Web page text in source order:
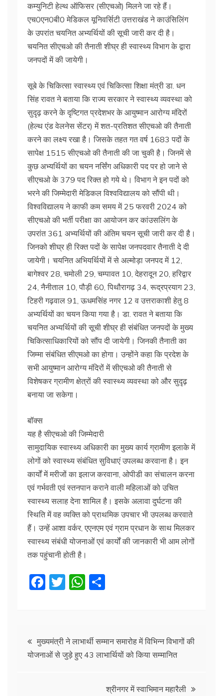
कम्युनिटी हेल्थ ऑफिसर (सीएचओ) मिलने जा रहे हैं।
एच0एन0बी0 मेडिकल यूनिवर्सिटी उत्तराखंड ने काउंसिलिंग
के उपरांत चयनित अभ्यर्थियों की सूची जारी कर दी है।
चयनित सीएचओ की तैनाती शीघ्र ही स्वास्थ्य विभाग के द्वारा
जनपदों में की जायेगी।
सूबे के चिकित्सा स्वास्थ्य एवं चिकित्सा शिक्षा मंत्री डा. धन
सिंह रावत ने बताया कि राज्य सरकार ने स्वास्थ्य व्यवस्था को
सुदृढ़ करने के दृष्टिगत प्रदेशभर के आयुष्मान आरोग्य मंदिरों
(हेल्थ एंड वेलनेस सेंटर) में शत-प्रतिशत सीएचओ की तैनाती
करने का लक्ष्य रखा है। जिसके तहत गत वर्ष 1683 पदों के
सापेक्ष 1515 सीएचओ की तैनाती की जा चुकी है। जिनमें से
कुछ अभ्यर्थियों का चयन नर्सिंग अधिकारी पद पर हो जाने से
सीएचओ के 379 पद रिक्त हो गये थे। विभाग ने इन पदों को
भरने की जिम्मेदारी मेडिकल विश्वविद्यालय को सौंपी थी।
विश्वविद्यालय ने काफी कम समय में 25 फरवरी 2024 को
सीएचओ की भर्ती परीक्षा का आयोजन कर कांउसलिंग के
उपरांत 361 अभ्यर्थियों की अंतिम चयन सूची जारी कर दी है।
जिनको शीघ्र ही रिक्त पदों के सापेक्ष जनपदवार तैनाती दे दी
जायेगी। चयनित अभियर्थियों में से अल्मोड़ा जनपद में 12,
बागेश्वर 28, चमोली 29, चम्पावत 10, देहरादून 20, हरिद्वार
24, नैनीताल 10, पौड़ी 60, पिथौरागढ़ 34, रूद्रप्रयाग 23,
टिहरी गढ़वाल 91, ऊधमसिंह नगर 12 व उत्तराकाशी हेतु 8
अभ्यर्थियों का चयन किया गया है। डा. रावत ने बताया कि
चयनित अभ्यर्थियों की सूची शीघ्र ही संबंधित जनपदों के मुख्य
चिकित्साधिकारियों को सौंप दी जायेगी। जिनकी तैनाती का
जिम्मा संबंधित सीएमओ का होगा। उन्होंने कहा कि प्रदेश के
सभी आयुष्मान आरोग्य मंदिरों में सीएचओ की तैनाती से
विशेषकर ग्रामीण क्षेत्रों की स्वास्थ्य व्यवस्था को और सुदृढ़
बनाया जा सकेगा।
बॉक्स
यह है सीएचओ की जिम्मेदारी
सामुदायिक स्वास्थ्य अधिकारी का मुख्य कार्य ग्रामीण इलाके में
लोगों को स्वास्थ्य संबंधित सुविधाएं उपलब्ध करवाना है। इन
कार्यों में मरीजों का इलाज करवाना, ओपीडी का संचालन करना
एवं गर्भवती एवं स्तनपान कराने वाली महिलाओं को उचित
स्वास्थ्य सलाह देना शामिल है। इसके अलावा दुर्घटना की
स्थिति में वह व्यक्ति को प्राथमिक उपचार भी उपलब्ध करवाते
हैं। उन्हें आशा वर्कर, एएनएम एवं ग्राम प्रधान के साथ मिलकर
स्वास्थ्य संबंधी योजनाओं एवं कार्यों की जानकारी भी आम लोगों
तक पहुंचानी होती है।
F
b
o
T
W
A
p
Post
navigation
मुख्यमंत्री ने लाभार्थी सम्मान समारोह में विभिन्न विभागों की
योजनाओं से जुड़े हुए 43 लाभार्थियों को किया सम्मानित
श्रीनगर में स्वाभिमान महारैली